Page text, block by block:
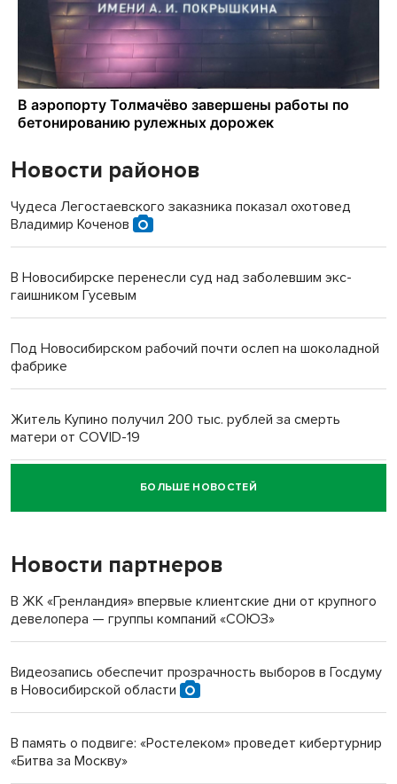
Новости районов
Чудеса Легостаевского заказника показал охотовед
Владимир Коченов
В Новосибирске перенесли суд над заболевшим экс-
гаишником Гусевым
Под Новосибирском рабочий почти ослеп на шоколадной
фабрике
Житель Купино получил 200 тыс. рублей за смерть
матери от COVID-19
Новосибирский суд наказал водителя за смерть
пенсионерки на вокзале
«Мы живём на пастбище!»: в новосибирском селе лошади
терроризируют жителей
Инвалид получил условный срок за избиение врачей
Новосибирский преподаватель с женой вошли в топ-16
Обновлённое отделение ВТБ открылось в Искитиме
БОЛЬШЕ НОВОСТЕЙ
Новости партнеров
В ЖК «Гренландия» впервые клиентские дни от крупного
девелопера — группы компаний «СОЮЗ»
Видеозапись обеспечит прозрачность выборов в Госдуму
в Новосибирской области
В память о подвиге: «Ростелеком» проведет кибертурнир
«Битва за Москву»